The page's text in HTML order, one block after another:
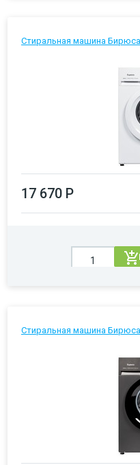
Стиральная машина
17 670 Р
Стиральная машина